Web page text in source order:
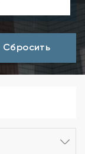
Сбросить